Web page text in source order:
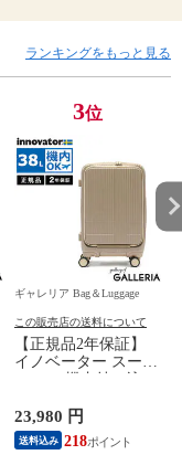
ランキングをもっと見る
3位
ギャレリア Bag＆Luggage
この販売店の送料について
【正規品2年保証】
イノベーター スーツ
ケース 機内持ち込み
量 innovator キャリー
ケース ブランド 小
さめ Sサイズ ストッ
23,980 円
送料込み 218